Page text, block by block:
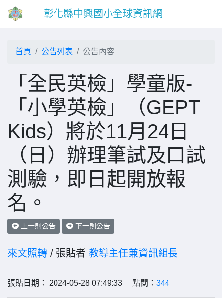
彰化縣中興國小全球資訊網
首頁 公告列表 公告內容
「全民英檢」學童版-
「小學英檢」（GEPT
Kids）將於11月24日
（日）辦理筆試及口試
測驗，即日起開放報
名。
上一則公告 下一則公告
來文照轉 / 張貼者 教導主任兼資訊組長
張貼日期： 2024-05-28 07:49:33 點閱： 344